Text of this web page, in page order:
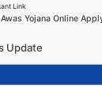
Link
Awas Yojana Online
Update